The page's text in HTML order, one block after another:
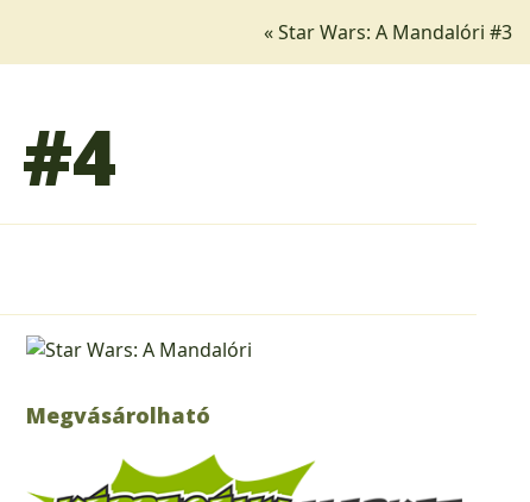
« Star Wars: A Mandalóri #3
#4
Megvásárolható